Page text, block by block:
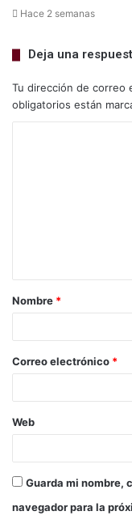
Hace 2 semanas
Deja una
Tu dirección de correo
obligatorios están
Nombre *
Correo electrónico *
Web
Guarda mi nombre,
navegador para la